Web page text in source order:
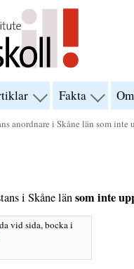
visa
menyn
för
Fakta visa
menyn
för
anordnare i Skåne län som inte
i Skåne länsom inte
vid sida, bocka i